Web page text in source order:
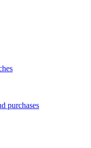
purchases